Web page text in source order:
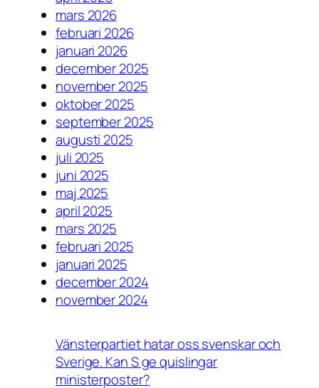
mars 2026
februari 2026
januari 2026
december 2025
november 2025
oktober 2025
september 2025
augusti 2025
juli 2025
juni 2025
maj 2025
april 2025
mars 2025
februari 2025
januari 2025
december 2024
november 2024
Vänsterpartiet hatar oss svenskar och
Sverige. Kan S ge quislingar
ministerposter?